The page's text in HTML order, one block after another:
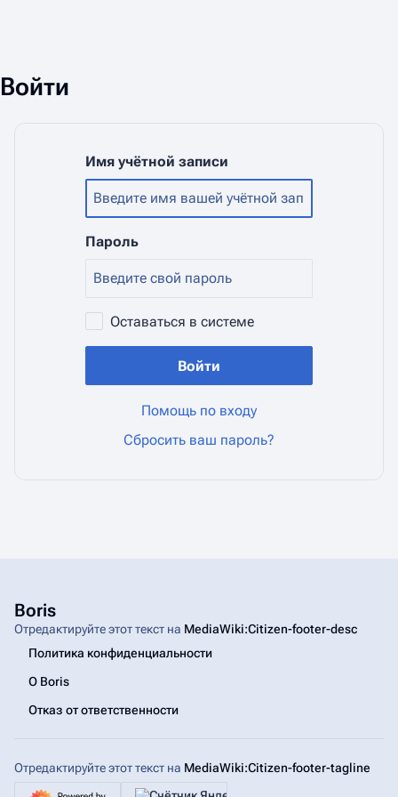
Войти
Имя учётной записи
Пароль
Оставаться в системе
Войти
Помощь по входу
Сбросить ваш пароль?
Boris
Отредактируйте этот текст на MediaWiki:Citizen-footer-desc
Политика конфиденциальности
О Boris
Отказ от ответственности
Отредактируйте этот текст на MediaWiki:Citizen-footer-tagline